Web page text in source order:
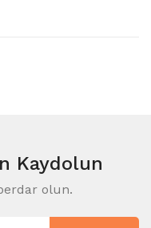
Kaydolun
olun.